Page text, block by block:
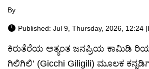
By
Published: Jul 9, Thursday, 2026, 12:24
ಕಿರುತೆರೆಯ ಅತ್ಯಂತ ಜನಪ್ರಿಯ ಕಾಮಿಡಿ
ಗಿಲಿಗಿಲಿ’ (Gicchi Giligili) ಮೂಲಕ